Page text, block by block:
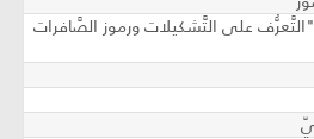
نشاط التَّدريب عن بُعد3 "التَّعرُّف على التَّشكيلات ورموز الصَّافرات